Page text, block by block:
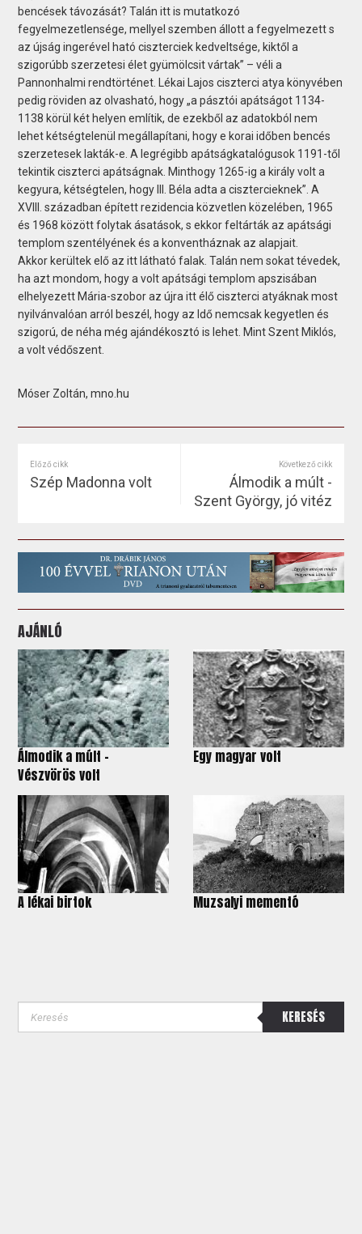
bencések távozását? Talán itt is mutatkozó
fegyelmezetlensége, mellyel szemben állott a fegyelmezett s
az újság ingerével ható ciszterciek kedveltsége, kiktől a
szigorúbb szerzetesi élet gyümölcsit vártak” – véli a
Pannonhalmi rendtörténet. Lékai Lajos ciszterci atya könyvében
pedig röviden az olvasható, hogy „a pásztói apátságot 1134-
1138 körül két helyen említik, de ezekből az adatokból nem
lehet kétségtelenül megállapítani, hogy e korai időben bencés
szerzetesek lakták-e. A legrégibb apátságkatalógusok 1191-től
tekintik ciszterci apátságnak. Minthogy 1265-ig a király volt a
kegyura, kétségtelen, hogy III. Béla adta a cisztercieknek”. A
XVIII. században épített rezidencia közvetlen közelében, 1965
és 1968 között folytak ásatások, s ekkor feltárták az apátsági
templom szentélyének és a konventháznak az alapjait.
Akkor kerültek elő az itt látható falak. Talán nem sokat tévedek,
ha azt mondom, hogy a volt apátsági templom apszisában
elhelyezett Mária-szobor az újra itt élő ciszterci atyáknak most
nyilvánvalóan arról beszél, hogy az Idő nemcsak kegyetlen és
szigorú, de néha még ajándékosztó is lehet. Mint Szent Miklós,
a volt védőszent.
Móser Zoltán, mno.hu
Előző cikk
Szép Madonna volt
Következő cikk
Álmodik a múlt -
Szent György, jó vitéz
AJÁNLÓ
Álmodik a múlt -
Vészvörös volt
Egy magyar volt
A lékai birtok Muzsalyi mementó
KERESÉS